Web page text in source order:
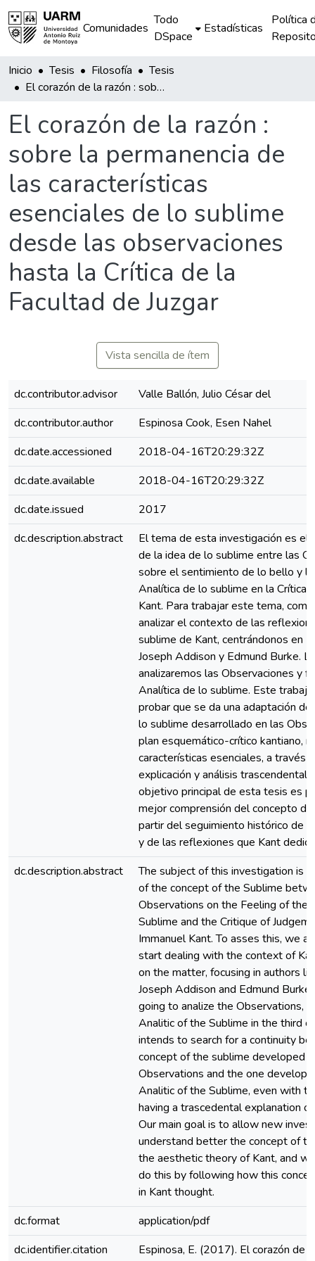
Comunidades
Todo
DSpace
Estadísticas
Política
Inicio Tesis Filosofía
Tesis
El corazón de la razón : sobre la permanencia de las características esenciales de lo sublime desde las observaciones hasta la Crítica de la Facultad de Juzgar
El corazón de la razón :
sobre la permanencia de
las características
esenciales de lo sublime
desde las observaciones
hasta la Crítica de la
Facultad de Juzgar
Vista sencilla de ítem
dc.contributor.advisor
Valle Ballón, Julio César del
dc.contributor.author
Espinosa Cook, Esen Nahel
dc.date.accessioned
2018-04-16T20:29:32Z
dc.date.available
2018-04-16T20:29:32Z
dc.date.issued
2017
dc.description.abstract
El tema de esta investigación es el
de la idea de lo sublime entre las
sobre el sentimiento de lo bello y
Analítica de lo sublime en la Crítica
Kant. Para trabajar este tema,
analizar el contexto de las
sublime de Kant, centrándonos en
Joseph Addison y Edmund Burke.
analizaremos las Observaciones y
Analítica de lo sublime. Este
probar que se da una adaptación
lo sublime desarrollado en las
plan esquemático-crítico kantiano,
características esenciales, a través
explicación y análisis trascendental
objetivo principal de esta tesis es
mejor comprensión del concepto
partir del seguimiento histórico de
y de las reflexiones que Kant
dc.description.abstract
The subject of this investigation is
of the concept of the Sublime
Observations on the Feeling of the
Sublime and the Critique of
Immanuel Kant. To asses this, we
start dealing with the context of
on the matter, focusing in authors
Joseph Addison and Edmund
going to analize the Observations,
Analitic of the Sublime in the third
intends to search for a continuity
concept of the sublime developed
Observations and the one
Analitic of the Sublime, even with
having a trascedental explanation
Our main goal is to allow new
understand better the concept of
the aesthetic theory of Kant, and
do this by following how this
in Kant thought.
dc.format
application/pdf
dc.identifier.citation
Espinosa, E. (2017). El corazón de